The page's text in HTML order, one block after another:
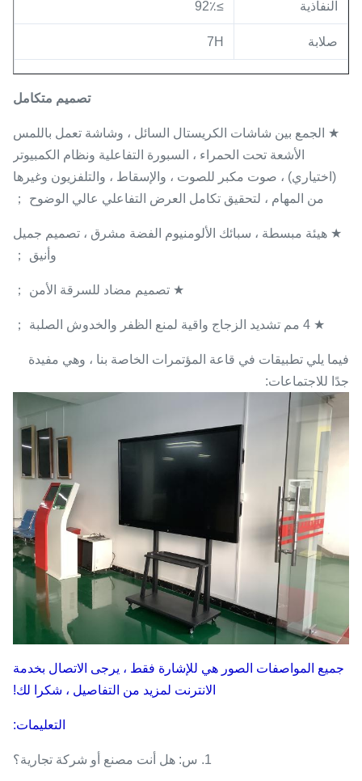
النفاذية ≥92٪
صلابة 7H
تصميم متكامل
★ الجمع بين شاشات الكريستال السائل ، وشاشة تعمل باللمس
الأشعة تحت الحمراء ، السبورة التفاعلية ونظام الكمبيوتر
(اختياري) ، صوت مكبر للصوت ، والإسقاط ، والتلفزيون وغيرها
من المهام ، لتحقيق تكامل العرض التفاعلي عالي الوضوح ；
★ هيئة مبسطة ، سبائك الألومنيوم الفضة مشرق ، تصميم جميل
وأنيق ；
★ تصميم مضاد للسرقة الأمن ；
★ 4 مم تشديد الزجاج واقية لمنع الظفر والخدوش الصلبة ；
فيما يلي تطبيقات في قاعة المؤتمرات الخاصة بنا ، وهي مفيدة
جدًا للاجتماعات:
جميع المواصفات الصور هي للإشارة فقط ، يرجى الاتصال بخدمة
الانترنت لمزيد من التفاصيل ، شكرا لك!
التعليمات:
1. س: هل أنت مصنع أو شركة تجارية؟